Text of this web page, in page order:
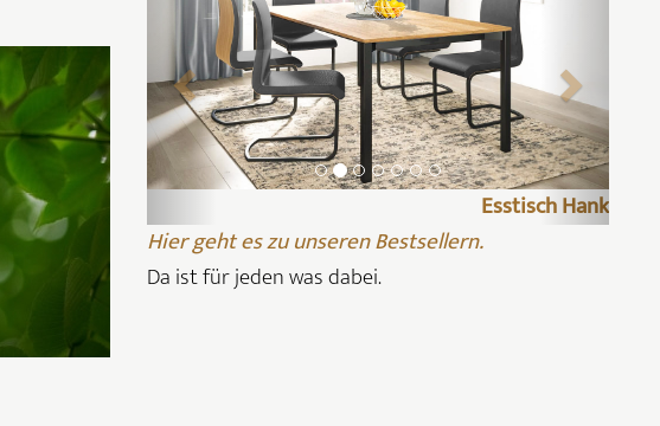
Esstisch Hank
Hier geht es zu unseren Bestsellern.
Da ist für jeden was dabei.